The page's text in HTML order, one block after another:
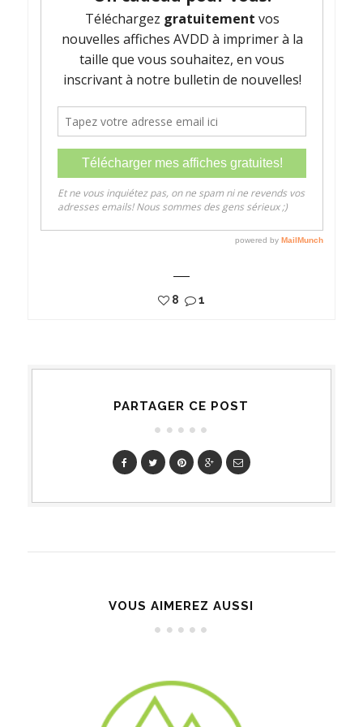
8 1
PARTAGER CE POST
VOUS AIMEREZ AUSSI